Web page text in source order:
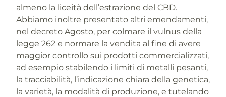
almeno la liceità dell’estrazione del CBD.
Abbiamo inoltre presentato altri emendamenti,
nel decreto Agosto, per colmare il vulnus della
legge 262 e normare la vendita al fine di avere
maggior controllo sui prodotti commercializzati,
ad esempio stabilendo i limiti di metalli pesanti,
la tracciabilità, l’indicazione chiara della genetica,
la varietà, la modalità di produzione, e tutelando